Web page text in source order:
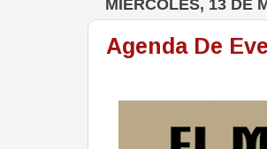
MIÉRCOLES, 13 DE
Agenda De